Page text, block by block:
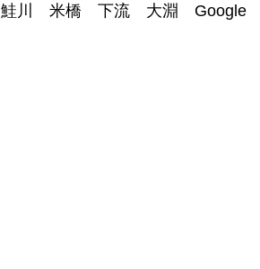
鮭川 米橋 下流 大淵 Google